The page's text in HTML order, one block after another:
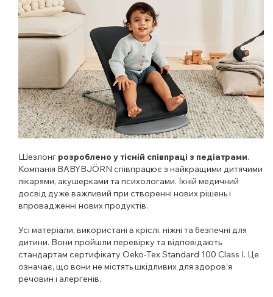
Шезлонг розроблено у тісній співпраці з педіатрами.
Компанія BABYBJÖRN співпрацює з найкращими дитячими
лікарями, акушерками та психологами. Їхній медичний
досвід дуже важливий при створенні нових рішень і
впровадженні нових продуктів.
Усі матеріали, використані в кріслі, ніжні та безпечні для
дитини. Вони пройшли перевірку та відповідають
стандартам сертифікату Oeko-Tex Standard 100 Class I. Це
означає, що вони не містять шкідливих для здоров’я
речовин і алергенів.